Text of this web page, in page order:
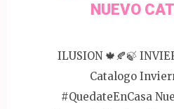
NUEVO
ILUSION 🍁🍂🍃
Catalogo
#QuedateEnCasa